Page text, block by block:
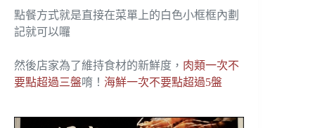
點餐方式就是直接在菜單上的白色小框框內劃
記就可以囉
然後店家為了維持食材的新鮮度， 肉類一次不
要點超過三盤唷！ 海鮮一次不要點超過5盤